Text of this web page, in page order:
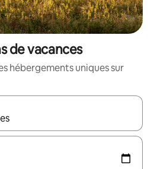
de vacances
hébergements uniques sur
utilisez les flèches vers le